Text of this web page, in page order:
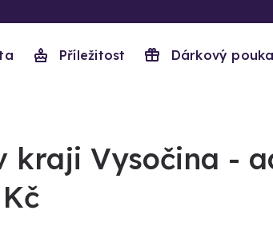
Příležitost Dárkový
kraji Vysočina -